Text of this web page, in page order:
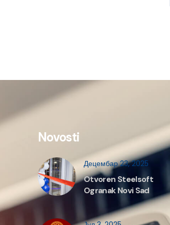
Novosti
Децембар 23, 2025
Otvoren Steelsoft
Ogranak Novi Sad